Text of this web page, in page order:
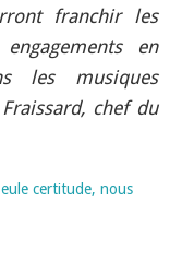
franchir les
en
les musiques
chef du
certitude, nous